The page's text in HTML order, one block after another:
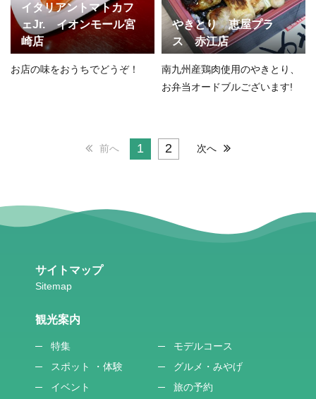
イタリアントマトカフ
ェJr. イオンモール宮
崎店
お店の味をおうちでどうぞ！
やきとり 恵屋プラ
ス 赤江店
南九州産鶏肉使用のやきとり、
お弁当オードブルございます!
前へ 1 2 次へ
サイトマップ
観光案内
特集
モデルコース
スポット ・体験
グルメ・みやげ
イベント
旅の予約